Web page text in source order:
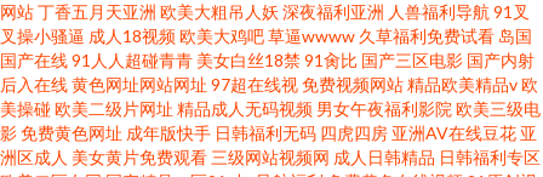
清永久
网站丁香五月天亚洲 欧美大粗吊人妖 深夜福利亚洲 人兽福利导航 91叉
叉操小骚逼 成人18视频欧美大鸡吧草逼wwww 久草福利免费试看 岛国
国产在线91人人超碰青青 美女白丝18禁91肏比 国产三区电影 国产内射
后入在线黄色网址网站网址 97超在线视免费视频网站精品欧美精品v欧
美操碰欧美二级片网址 精品成人无码视频 男女午夜福利影院 欧美三级电
影免费黄色网址 成年版快手 日韩福利无码 四虎四房 亚洲AV在线豆花 亚
洲区成人 美女黄片免费观看 三级网站视频网 成人日韩精品 日韩福利专区